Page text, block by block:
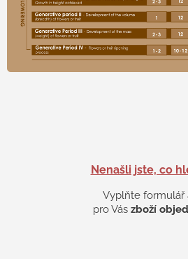
Nenašli jste, co
Vyplňte formulář
pro Vás zboží